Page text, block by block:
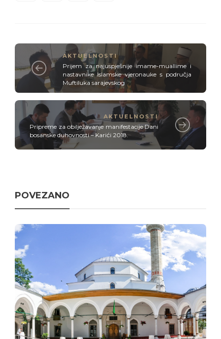
AKTUELNOSTI
Prijem za najuspješnije imame-muallime i
nastavnike Islamske vjeronauke s područja
Muftiluka sarajevskog
AKTUELNOSTI
Pripreme za obilježavanje manifestacije Dani
bosanske duhovnosti – Karići 2018.
POVEZANO